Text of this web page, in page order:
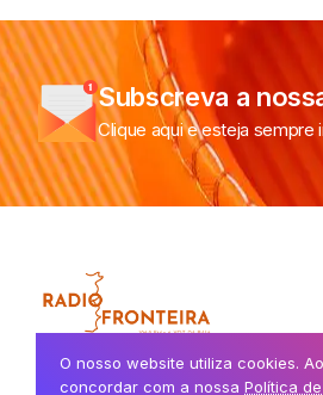
Subscreva a
Clique aqui e esteja sempre
O nosso website utiliza cookies.
concordar com a nossa Política